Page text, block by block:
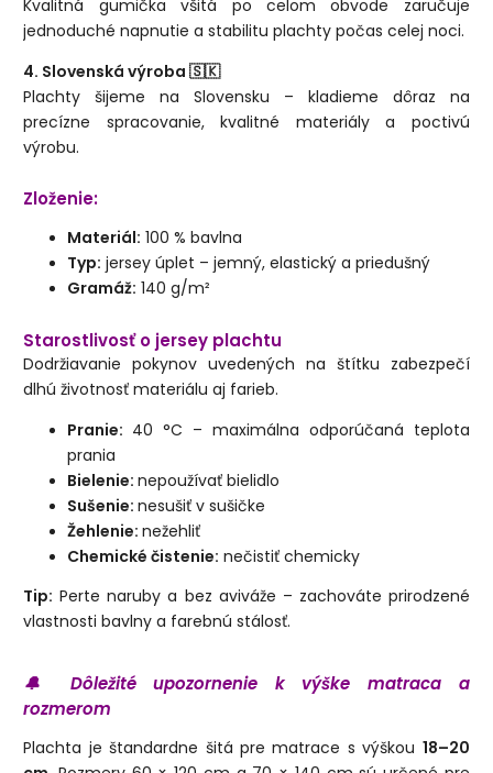
Kvalitná gumička všitá po celom obvode zaručuje
jednoduché napnutie a stabilitu plachty počas celej noci.
4. Slovenská výroba 🇸🇰
Plachty šijeme na Slovensku – kladieme dôraz na
precízne spracovanie, kvalitné materiály a poctivú
výrobu.
Zloženie:
Materiál: 100 % bavlna
Typ: jersey úplet – jemný, elastický a priedušný
Gramáž: 140 g/m²
Starostlivosť o jersey plachtu
Dodržiavanie pokynov uvedených na štítku zabezpečí
dlhú životnosť materiálu aj farieb.
Pranie: 40 °C – maximálna odporúčaná teplota
prania
Bielenie:nepoužívať bielidlo
Sušenie:nesušiť v sušičke
Žehlenie:nežehliť
Chemické čistenie: nečistiť chemicky
Tip: Perte naruby a bez aviváže – zachováte prirodzené
vlastnosti bavlny a farebnú stálosť.
🔔 Dôležité upozornenie k výške matraca a
rozmerom
Plachta je štandardne šitá pre matrace s výškou 18–20